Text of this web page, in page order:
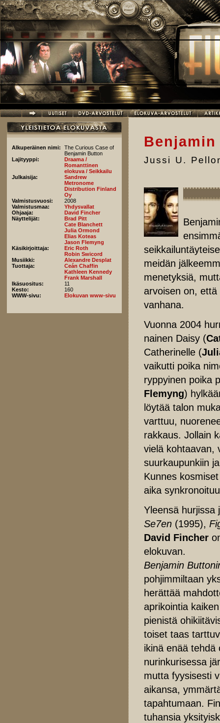
Hyppää pääsisältöön
Alkuperäinen nimi:
The Curious Case of
Benjamin Button
Lajityyppi:
Draama /
Romanttinen
elokuva / Seikkailu
Julkaisija:
Sandrew
Metronome
Distribution Finland
Oy
Valmistusvuosi:
2008
Valmistusmaa:
Yhdysvallat
Ohjaaja:
David Fincher
Näyttelijät:
Brad Pitt
Cate Blanchett
Julia Ormond
Elias Koteas
Jason Flemyng
Käsikirjoittaja:
Eric Roth
Robin Swicord
Musiikki:
Alexandre Desplat
Tuottaja:
Ceán Chaffin
Kathleen Kennedy
Frank Marshall
Ikäsuositus:
11
Kesto:
160
WWW-sivu:
Elokuvan www-sivu
Jussi U.
meidän
menetyksiä,
arvoisen on,
vanhana.
Vuonna 2004
nainen Daisy (
Catherinelle (
vaikutti poika
ryppyinen poika
Flemyng)
löytää talon
varttuu,
rakkaus. Jollain
vielä kohtaavan,
suurkaupunkiin
Kunnes
aika
Yleensä
Se7en (1995),
David Fincher
elokuvan.
Benjamin
pohjimmiltaan
herättää
aprikointia
pienistä
toiset taas
ikinä enää tehdä
nurinkurisessa
mutta fyysisesti
aikansa,
tapahtumaan.
tuhansia